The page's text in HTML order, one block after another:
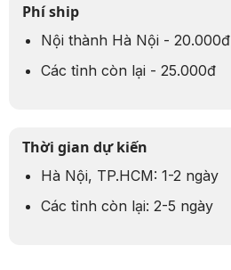
Phí ship
Nội thành Hà Nội - 20.000đ
Các tỉnh còn lại - 25.000đ
Thời gian dự kiến
Hà Nội, TP.HCM: 1-2 ngày
Các tỉnh còn lại: 2-5 ngày